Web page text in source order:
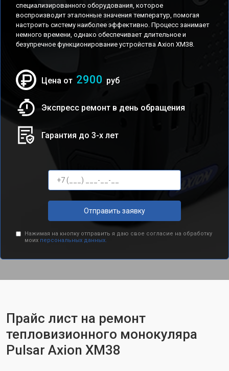
специализированного оборудования, которое
воспроизводит эталонные значения температур, помогая
настроить систему наиболее эффективно. Процесс занимает
немного времени, однако обеспечивает длительное и
безупречное функционирование устройства Axion XM38.
Цена от 2900 руб
Экспресс ремонт в день обращения
Гарантия до 3-х лет
Отправить заявку
Нажимая на кнопку отправить я даю свое согласие на обработку
моих персональных данных.
Прайс лист на ремонт
тепловизионного монокуляра
Pulsar Axion XM38